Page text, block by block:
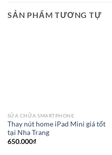
SẢN PHẨM TƯƠNG TỰ
SỬA CHỮA SMARTPHONE
Thay nút home iPad Mini giá tốt
tại Nha Trang
650.000₫